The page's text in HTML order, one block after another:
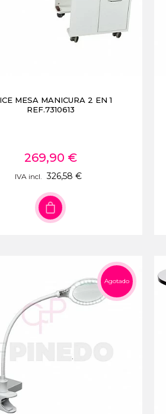
MESA MANICURA 2 EN 1
REF.7310613
269,90 €
IVA incl. 326,58 €
Agotado